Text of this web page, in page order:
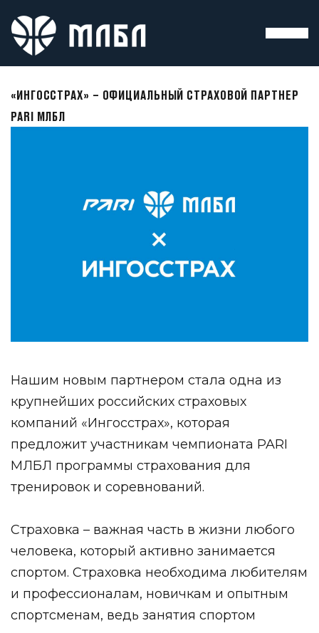
«ИНГОССТРАХ» – ОФИЦИАЛЬНЫЙ СТРАХОВОЙ ПАРТНЕР
PARI МЛБЛ
Нашим новым партнером стала одна из
крупнейших российских страховых
компаний «Ингосстрах», которая
предложит участникам чемпионата PARI
МЛБЛ программы страхования для
тренировок и соревнований.
Страховка – важная часть в жизни любого
человека, который активно занимается
спортом. Страховка необходима любителям
и профессионалам, новичкам и опытным
спортсменам, ведь занятия спортом